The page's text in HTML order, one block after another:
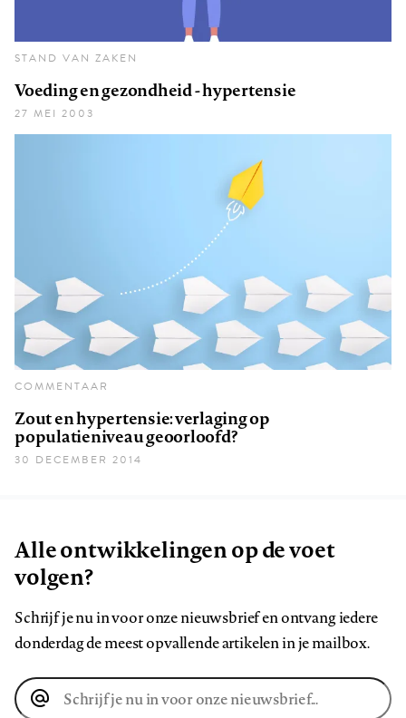
STAND VAN ZAKEN
Voeding en gezondheid - hypertensie
27 MEI 2003
COMMENTAAR
Zout en hypertensie: verlaging op
populatieniveau geoorloofd?
30 DECEMBER 2014
Alle ontwikkelingen op de voet
volgen?
Schrijf je nu in voor onze nieuwsbrief en ontvang iedere
donderdag de meest opvallende artikelen in je mailbox.
E-